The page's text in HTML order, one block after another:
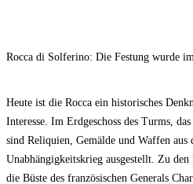
Rocca di Solferino: Die Festung wurde
Heute ist die Rocca ein historisches
Interesse. Im Erdgeschoss des Turms,
sind Reliquien, Gemälde und Waffen aus
Unabhängigkeitskrieg ausgestellt. Zu
die Büste des französischen Generals